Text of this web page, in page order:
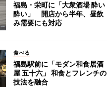
福島・栄町に「大衆酒場 酔い
酔い」 開店から半年、昼飲
み需要にも対応
食べる
福島駅前に「モダン和食居酒
屋 五十六」 和食とフレンチの
技法を融合